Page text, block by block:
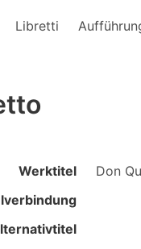
Libretti
Werktitel
Don